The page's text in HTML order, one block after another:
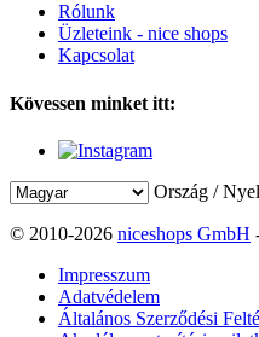
Rólunk
Üzleteink - nice shops
Kapcsolat
Kövessen minket itt:
Ország /
© 2010-2026 niceshops GmbH
Impresszum
Adatvédelem
Általános Szerződési